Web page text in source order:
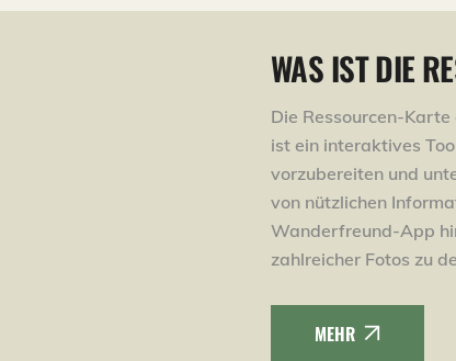
WAS IST DIE
Die Ressourcen-
ist ein interaktives
vorzubereiten und
von nützlichen
Wanderfreund-App
zahlreicher Fotos zu
MEHR